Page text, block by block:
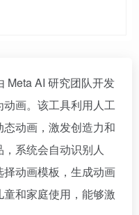
Meta AI 研究团队开发
画。该工具利用人工
动画，激发创造力和
系统会自动识别人
动画模板，生成动画
和家庭使用，能够激